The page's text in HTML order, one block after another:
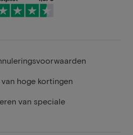
hoge kortingen
van speciale